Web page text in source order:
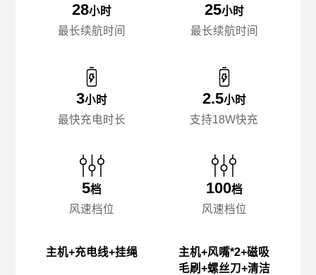
28小时
最长续航时间
3小时
最快充电时长
5档
风速档位
主机+充电线+挂绳
25小时
最长续航时间
2.5小时
支持18W快充
100档
风速档位
主机+风嘴*2+磁吸
毛刷+螺丝刀+清洁